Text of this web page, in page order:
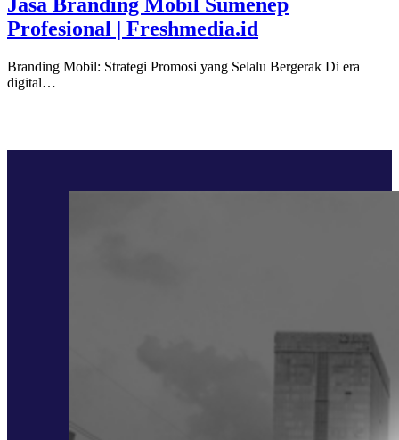
Profesional | Freshmedia.id
Branding Mobil: Strategi Promosi yang Selalu Bergerak Di era
digital…